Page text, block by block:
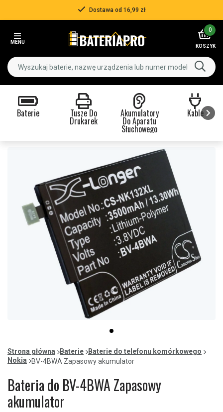
Dostawa od 16,99 zł
MENU
0
KOSZYK
Baterie Tusze Do
Drukarek
Akumulatory
Do Aparatu
Słuchowego
Kable
item
0
of
1
Strona główna Baterie
Baterie do telefonu komórkowego
Nokia
BV-4BWA Zapasowy akumulator
Bateria do BV-4BWA Zapasowy
akumulator